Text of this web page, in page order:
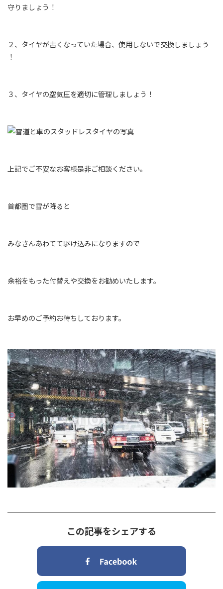
守りましょう！
２、タイヤが古くなっていた場合、使用しないで交換しましょう
！
３、タイヤの空気圧を適切に管理しましょう！
上記でご不安なお客様是非ご相談ください。
首都圏で雪が降ると
みなさんあわてて駆け込みになりますので
余裕をもった付替えや交換をお勧めいたします。
お早めのご予約お待ちしております。
この記事をシェアする